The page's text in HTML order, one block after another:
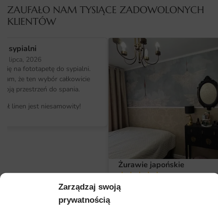
Zarządzaj swoją
prywatnością
premium lub winylu strukturalnym, dzięki czemu
zachowuje trwałość kolorów i odporność na codzienne
gwarantuje nasycone barwy bez szkodliwych substancji.
Powierzchnia tapety jest delikatnie strukturyzowana, co
dodaje kompozycji głębi i sprawia, że wzór wygląda
naturalnie w każdym świetle.
Wymiary na miarę i łatwy montaż
Fototapetę przygotowujemy dokładnie pod wymiar Twojej
materiału. Dostępne są zarówno małe formaty, jak i
wielkoformatowe realizacje na pełne ściany.
Montaż jest prosty – wystarczy równe, czyste podłoże i
odpowiedni klej do flizeliny, a dołączona instrukcja
ZAUFAŁO NAM TYSIĄCE ZADOWOLONYCH
KLIENTÓW
sypialni
lipca, 2026
się na fototapetę do sypialni.
że ten wybór całkowicie
przestrzeń do spania.
linen jest niesamowity!
Żurawie japońskie
19 lipca, 2026
Tapeta jest przepiękna,a jakość
Marta Radzicka